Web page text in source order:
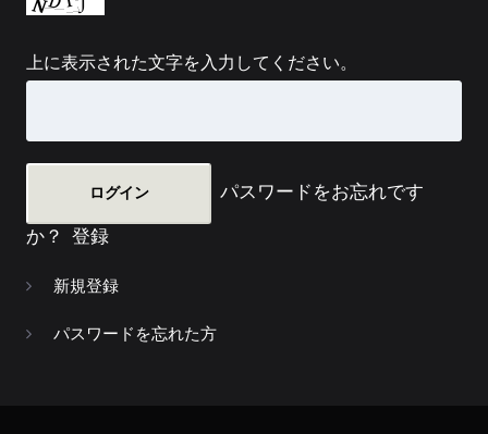
上に表示された文字を入力してください。
パスワードをお忘れです
か？ 登録
新規登録
パスワードを忘れた方